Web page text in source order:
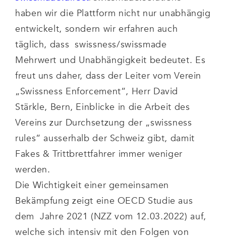
haben wir die Plattform nicht nur unabhängig
entwickelt, sondern wir erfahren auch
täglich, dass swissness/swissmade
Mehrwert und Unabhängigkeit bedeutet. Es
freut uns daher, dass der Leiter vom Verein
„Swissness Enforcement“, Herr David
Stärkle, Bern, Einblicke in die Arbeit des
Vereins zur Durchsetzung der „swissness
rules“ ausserhalb der Schweiz gibt, damit
Fakes & Trittbrettfahrer immer weniger
werden.
Die Wichtigkeit einer gemeinsamen
Bekämpfung zeigt eine OECD Studie aus
dem Jahre 2021 (NZZ vom 12.03.2022) auf,
welche sich intensiv mit den Folgen von